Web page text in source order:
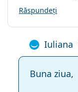
Răspundeți
Iuliana
Buna ziua,